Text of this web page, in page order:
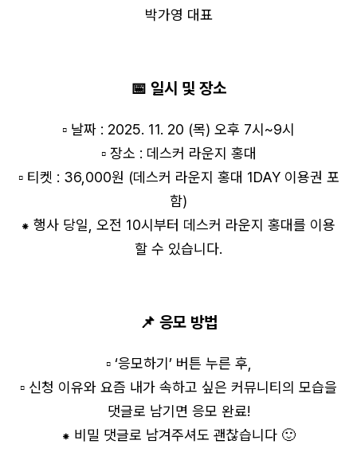
박가영 대표
📅 일시 및 장소
▫️ 날짜 : 2025. 11. 20 (목) 오후 7시~9시
▫️ 장소 : 데스커 라운지 홍대
▫️ 티켓 : 36,000원 (데스커 라운지 홍대 1DAY 이용권 포
함)
⁕ 행사 당일, 오전 10시부터 데스커 라운지 홍대를 이용
할 수 있습니다.
📌 응모 방법
▫️ ‘응모하기’ 버튼 누른 후,
▫️ 신청 이유와 요즘 내가 속하고 싶은 커뮤니티의 모습을
댓글로 남기면 응모 완료!
⁕ 비밀 댓글로 남겨주셔도 괜찮습니다 🙂